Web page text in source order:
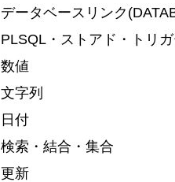
データベースリンク
PLSQL・ストアド・トリ
数値
文字列
日付
検索・結合・集合
更新